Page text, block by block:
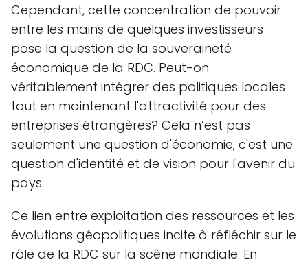
Cependant, cette concentration de pouvoir
entre les mains de quelques investisseurs
pose la question de la souveraineté
économique de la RDC. Peut-on
véritablement intégrer des politiques locales
tout en maintenant l'attractivité pour des
entreprises étrangères? Cela n’est pas
seulement une question d'économie; c'est une
question d'identité et de vision pour l'avenir du
pays.
Ce lien entre exploitation des ressources et les
évolutions géopolitiques incite à réfléchir sur le
rôle de la RDC sur la scène mondiale. En